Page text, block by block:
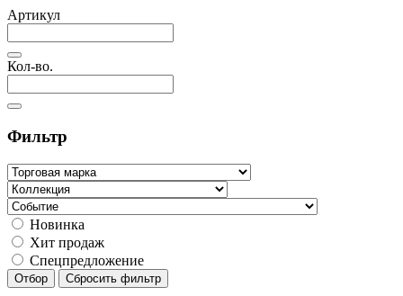
Артикул
Кол-во.
Фильтр
Новинка
Хит продаж
Спецпредложение
Отбор Сбросить фильтр